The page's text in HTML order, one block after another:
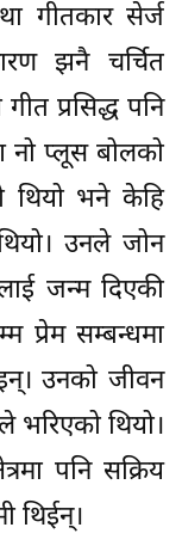
गीतकार सेर्ज
झनै चर्चित
प्रसिद्ध पनि
प्लूस बोलको
थियो भने केहि
उनले जोन
जन्म दिएकी
प्रेम सम्बन्धमा
उनको जीवन
भरिएको थियो।
पनि सक्रिय
थिईन्।